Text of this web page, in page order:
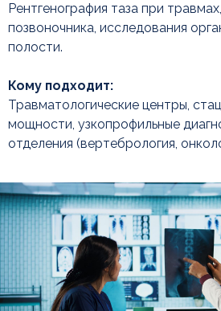
Рентгенография таза при
позвоночника, исследования
полости.
Кому подходит:
Травматологические центры,
мощности, узкопрофильные
отделения (вертебрология,
Нажимая кнопку, вы
политикой конфиденциальности
Задать вопрос